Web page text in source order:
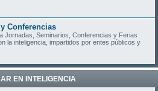
Conferencias
Jornadas, Seminarios, Conferencias y Ferias
la inteligencia, impartidos por entes públicos y
EN INTELIGENCIA